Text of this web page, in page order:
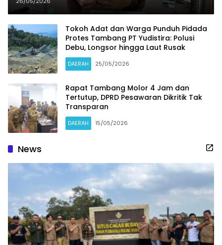
Ekosistem Laut
Tokoh Adat dan Warga Punduh Pidada
Protes Tambang PT Yudistira: Polusi
Debu, Longsor hingga Laut Rusak
DAERAH 25/05/2026
Rapat Tambang Molor 4 Jam dan
Tertutup, DPRD Pesawaran Dikritik Tak
Transparan
DAERAH 15/05/2026
News